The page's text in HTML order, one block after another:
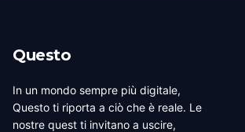
Questo
In un mondo sempre più digitale,
Questo ti riporta a ciò che è reale. Le
nostre quest ti invitano a uscire,